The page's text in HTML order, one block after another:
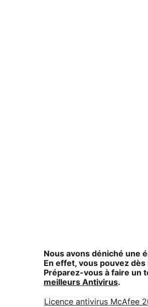
Nous avons déniché une
En effet, vous pouvez
Préparez-vous à faire un
meilleurs Antivirus.
Licence antivirus McAfee